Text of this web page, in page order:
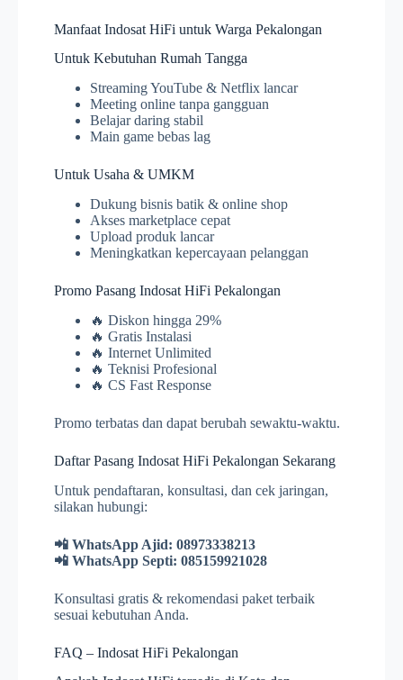
Manfaat Indosat HiFi untuk Warga Pekalongan
Untuk Kebutuhan Rumah Tangga
Streaming YouTube & Netflix lancar
Meeting online tanpa gangguan
Belajar daring stabil
Main game bebas lag
Untuk Usaha & UMKM
Dukung bisnis batik & online shop
Akses marketplace cepat
Upload produk lancar
Meningkatkan kepercayaan pelanggan
Promo Pasang Indosat HiFi Pekalongan
🔥 Diskon hingga 29%
🔥 Gratis Instalasi
🔥 Internet Unlimited
🔥 Teknisi Profesional
🔥 CS Fast Response
Promo terbatas dan dapat berubah sewaktu-waktu.
Daftar Pasang Indosat HiFi Pekalongan Sekarang
Untuk pendaftaran, konsultasi, dan cek jaringan,
silakan hubungi:
📲 WhatsApp Ajid: 08973338213
📲 WhatsApp Septi: 085159921028
Konsultasi gratis & rekomendasi paket terbaik
sesuai kebutuhan Anda.
FAQ – Indosat HiFi Pekalongan